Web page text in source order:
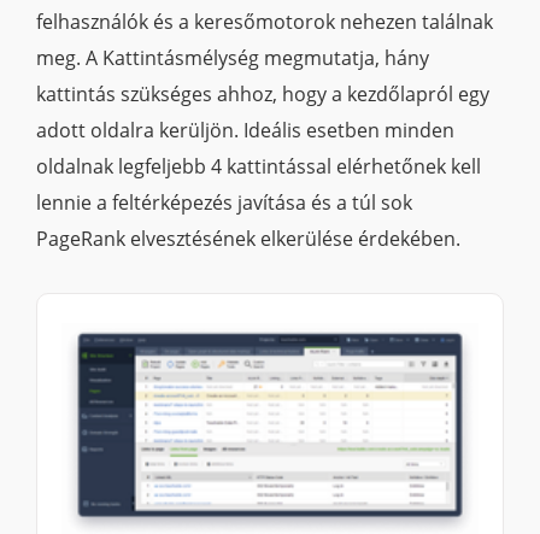
felhasználók és a keresőmotorok nehezen találnak
meg. A Kattintásmélység megmutatja, hány
kattintás szükséges ahhoz, hogy a kezdőlapról egy
adott oldalra kerüljön. Ideális esetben minden
oldalnak legfeljebb 4 kattintással elérhetőnek kell
lennie a feltérképezés javítása és a túl sok
PageRank elvesztésének elkerülése érdekében.